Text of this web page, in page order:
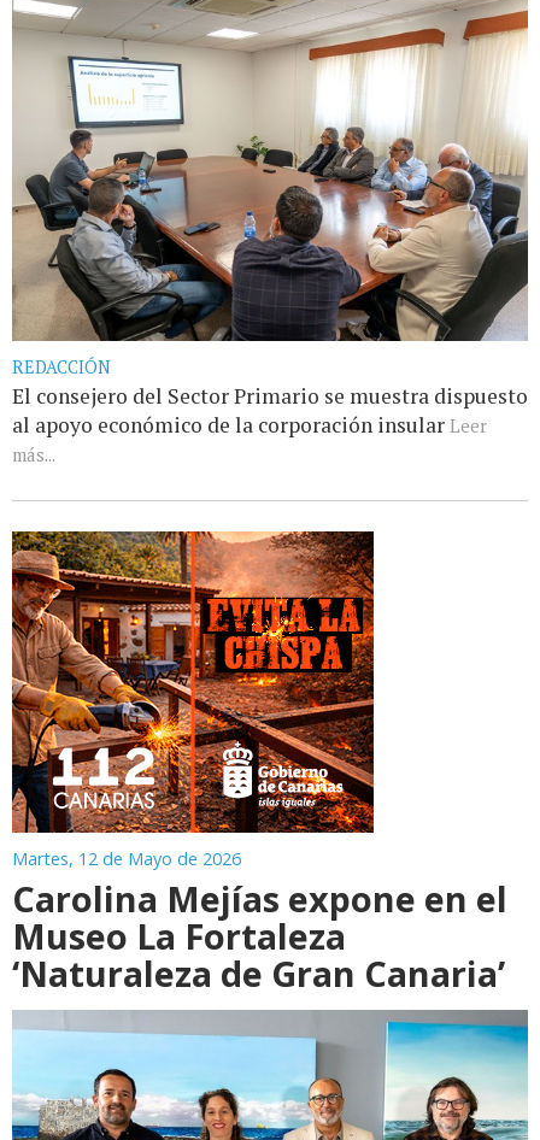
REDACCIÓN
El consejero del Sector Primario se muestra dispuesto
al apoyo económico de la corporación insular Leer
más...
Martes, 12 de Mayo de 2026
Carolina Mejías expone en el
Museo La Fortaleza
‘Naturaleza de Gran Canaria’